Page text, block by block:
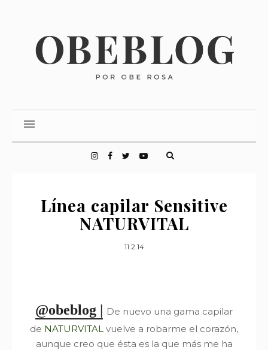
Línea capilar Sensitive
NATURVITAL
11.2.14
@obeblog | De nuevo una gama capilar
de NATURVITAL vuelve a robarme el corazón,
aunque creo que ésta es la que más me ha